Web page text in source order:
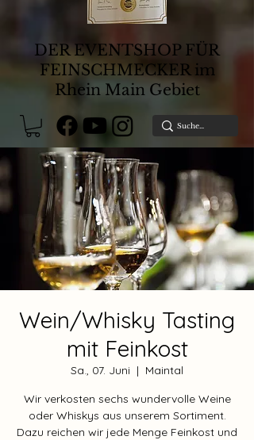
DER EVENTSHOP FÜR
FEINSCHMECKER im
Rhein Main Gebiet
Wein/Whisky Tasting
mit Feinkost
Sa., 07. Juni
  |
Maintal
Wir verkosten sechs wundervolle Weine
oder Whiskys aus unserem Sortiment.
Dazu reichen wir jede Menge Feinkost und